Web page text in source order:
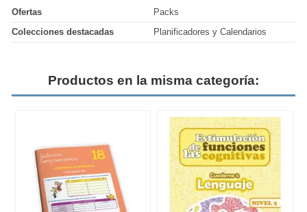
Ofertas
Packs
Colecciones destacadas
Planificadores y Calendarios
Productos en la misma categoría: